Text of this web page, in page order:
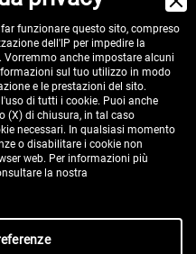
i.v.
funzionare questo sito, compreso
dell'IP per impedire la
anche impostare alcuni
sul tuo utilizzo in modo
e le prestazioni del sito.
l'uso di tutti i cookie. Puoi anche
(X) di chiusura, in tal caso
necessari. In qualsiasi momento
o disabilitare i cookie non
web. Per informazioni più
la nostra